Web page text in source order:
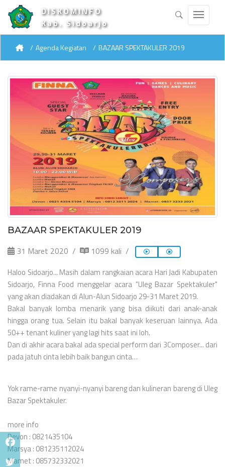
DISKOMINFO
Kab. Sidoarjo
Agenda Kegiatan BAZAAR SPEKTAKULER 2019
BAZAAR SPEKTAKULER 2019
31 Maret 2020 1099 kali
Haloo Sidoarjo... Masih dalam rangkaian acara Hari Jadi Kabupaten
Sidoarjo, Finna Food menggelar acara "Uleg Bazar Spektakuler"
yang akan diadakan di Alun-Alun Sidoarjo 29-31 Maret 2019.
Bakal banyak lomba menarik yang bisa diikuti dari anak-anak
hingga orang tua. Selain itu bakal banyak keseruan lainnya. Ada
50++ tenant kuliner yang lagi hits saat ini loh.
Dan di akhir acara bakal ada special perform dari 3Composer... dari
pada jatuh cinta lebih baik bangun cinta…
Yok rame-rame nyanyi-nyanyi bareng dan kulineran bareng di Uleg
Bazar Spektakuler.
more info
Devon : 0821435104
Marsya : 081235112024
Mamet : 085732332021